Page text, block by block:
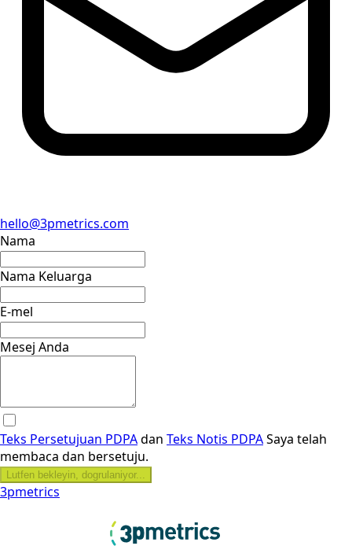
hello@3pmetrics.com
Nama
Nama Keluarga
E-mel
Mesej Anda
Teks Persetujuan PDPAdan Teks Notis PDPASaya telah
membaca dan bersetuju.
Lutfen bekleyin, dogrulaniyor...
3pmetrics